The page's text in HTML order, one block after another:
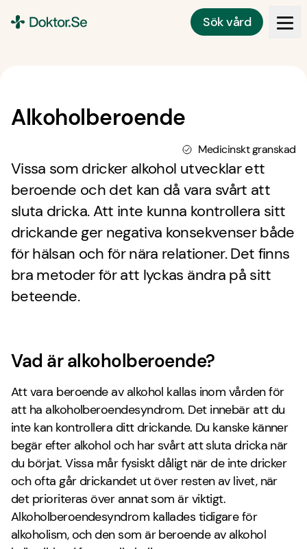
Sök vård
Alkoholberoende
Medicinskt granskad
Vissa som dricker alkohol utvecklar ett
beroende och det kan då vara svårt att
sluta dricka. Att inte kunna kontrollera sitt
drickande ger negativa konsekvenser både
för hälsan och för nära relationer. Det finns
bra metoder för att lyckas ändra på sitt
beteende.
Vad är alkoholberoende?
Att vara beroende av alkohol kallas inom vården för
att ha alkoholberoendesyndrom. Det innebär att du
inte kan kontrollera ditt drickande. Du kanske känner
begär efter alkohol och har svårt att sluta dricka när
du börjat. Vissa mår fysiskt dåligt när de inte dricker
och ofta går drickandet ut över resten av livet, när
det prioriteras över annat som är viktigt.
Alkoholberoendesyndrom kallades tidigare för
alkoholism, och den som är beroende av alkohol